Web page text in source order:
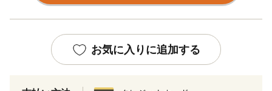
お気に入りに追加する